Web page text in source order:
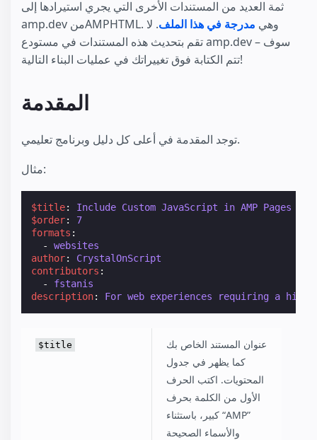
ثمة العديد من المستندات الأخرى التي يجري استيرادها إلى
amp.dev منAMPHTML. وهي مدرجة في هذا الملف. لا
تقم بتحديث هذه المستندات في مستودع amp.dev – سوف
تتم الكتابة فوق تغييراتك في عمليات البناء التالية!
المقدمة
توجد المقدمة في أعلى كل دليل وبرنامج تعليمي.
مثال:
$title:
Include Custom JavaScript in AMP Pages
$order:
7
formats :
-
websites
author:
CrystalOnScript
contributors :
-
fstanis
description: For web experiences requiring a
$title
عنوان المستند الخاص بك
كما يظهر في جدول
المحتويات. اكتب الحرف
الأول من الكلمة بحرف
كبير، باستثناء “AMP”
والأسماء الصحيحة